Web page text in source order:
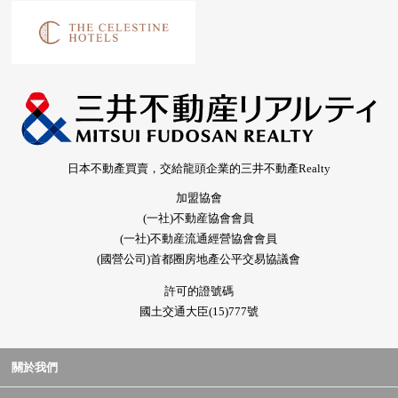
日本不動產買賣，交給龍頭企業的三井不動產Realty
加盟協會
(一社)不動産協會會員
(一社)不動産流通經營協會會員
(國營公司)首都圈房地產公平交易協議會
許可的證號碼
國土交通大臣(15)777號
關於我們